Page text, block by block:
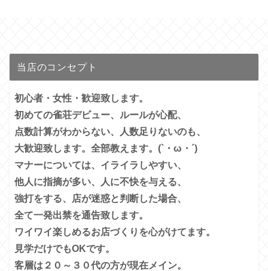
当店のコンセプト
初心者・女性・歓迎致します。
初めての雀荘デビュー、ルールが心配、
点数計算がわからない、人数足りないのも、
大歓迎致します。全部教えます。(`・ω・´)
マナーについては、イライラしやすい、
他人に指摘が多い、
人に不快を与える、
強打をする、店が迷惑と判断した場合、
全て一発出禁を通告致します。
ワイワイ楽しめるお店づくりを心がけてます。
見学だけでもOKです。
客層は２０～３０代の方が現在メイン。